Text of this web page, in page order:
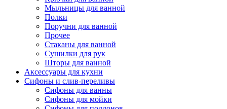
Мыльницы для ванной
Полки
Поручни для ванной
Прочее
Стаканы для ванной
Сушилки для рук
Шторы для ванной
Аксессуары для кухни
Сифоны и слив-переливы
Сифоны для ванны
Сифоны для мойки